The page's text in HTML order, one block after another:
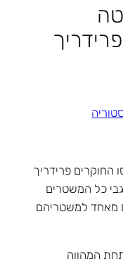
במאה ה- 20, ניסו החוקרים פרידריך
כל המשטרים
מאחד למשטריהם
המהווה